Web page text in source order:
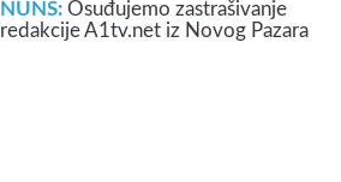
NUNS:Osuđujemo zastrašivanje
redakcije A1tv.net iz Novog Pazara